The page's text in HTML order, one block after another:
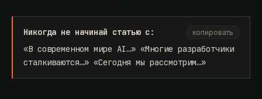
Никогда не начинай статью с: копировать
«В современном мире AI…» «Многие разработчики
сталкиваются…» «Сегодня мы рассмотрим…»